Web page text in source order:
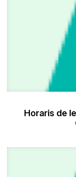
Horaris de